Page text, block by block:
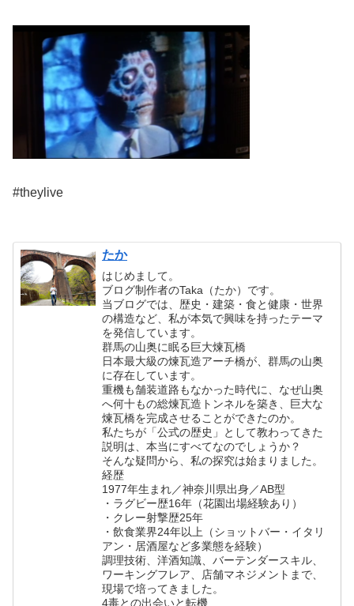
#theylive
たか
はじめまして。
ブログ制作者のTaka（たか）です。
当ブログでは、歴史・建築・食と健康・世界
の構造など、私が本気で興味を持ったテーマ
を発信しています。
群馬の山奥に眠る巨大煉瓦橋
日本最大級の煉瓦造アーチ橋が、群馬の山奥
に存在しています。
重機も舗装道路もなかった時代に、なぜ山奥
へ何十もの総煉瓦造トンネルを築き、巨大な
煉瓦橋を完成させることができたのか。
私たちが「公式の歴史」として教わってきた
説明は、本当にすべてなのでしょうか？
そんな疑問から、私の探究は始まりました。
経歴
1977年生まれ／神奈川県出身／AB型
・ラグビー歴16年（花園出場経験あり）
・クレー射撃歴25年
・飲食業界24年以上（ショットバー・イタリ
アン・居酒屋など多業態を経験）
調理技術、洋酒知識、バーテンダースキル、
ワーキングフレア、店舗マネジメントまで、
現場で培ってきました。
4毒との出会いと転機